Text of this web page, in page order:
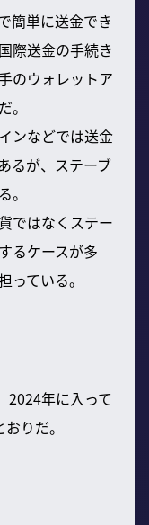
簡単に送金でき
際送金の手続き
のウォレットア
。
ンなどでは送金
るが、ステーブ
。
ではなくステー
るケースが多
っている。
2024年に入って
りだ。